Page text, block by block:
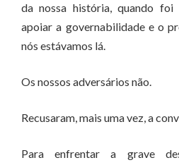
da nossa história, quando
apoiar a governabilidade e o
nós estávamos lá.
Os nossos adversários não.
Recusaram, mais uma vez, a
Para enfrentar a grave